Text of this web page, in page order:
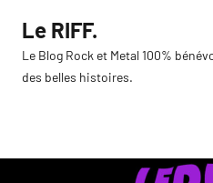
contenu
Le RIFF.
Le Blog Rock et Metal 100%
des belles histoires.